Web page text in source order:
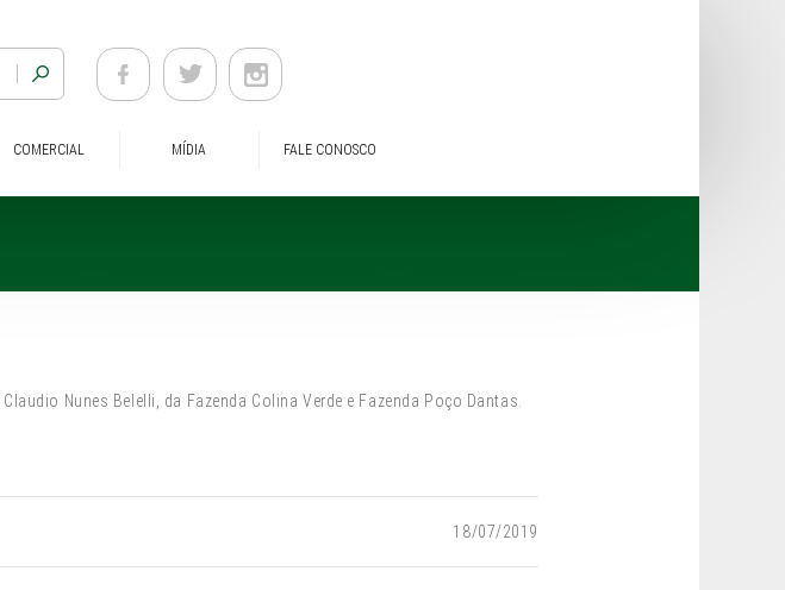
COMERCIAL MÍDIA FALE CONOSCO
Nunes Belelli, da Fazenda Colina Verde e Fazenda Poço Dantas.
18/07/2019